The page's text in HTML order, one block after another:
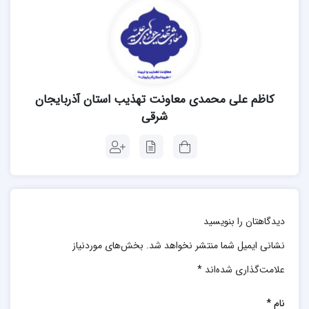
و مشاوره موفقیت‌آمیز نباید فرد را دچار این «خطای
شناختی» بکند که پس وی نیز مانند فلان مشاور
سرشناس توان ورود در این عرصه حساس را دارد. البته،
مخاطبین و مراجعان ناآگاه هم در به ایجاد این احساس
و توهم بی‌تقصیر نیستند؛ گاهی یک سخنرانی یا
روضه‌خوانی موفق و دل‌نشین، نوعی احساس آرامش و
حاج‌آقا می‌تواند همه مشکلات زندگی و مسایل روحی و
روانی ما را نیز حل کند و به اصطلاح دچار «خطای
مواردی این گمان صادق باشد، لکن در بیش‌تر موارد به
دور از واقعیت و خیالی خام است. بنابراین، اگر در چنین
موقعیت‌هایی قرار گرفتیم و در خود توان و صلاحیت لازم
کاظم علی محمدی معاونت تهذیب استان آذربایجان
شرقی
دیدگاهتان را بنویسید
نشانی ایمیل شما منتشر نخواهد شد. بخش‌های موردنیاز
علامت‌گذاری شده‌اند *
نام*